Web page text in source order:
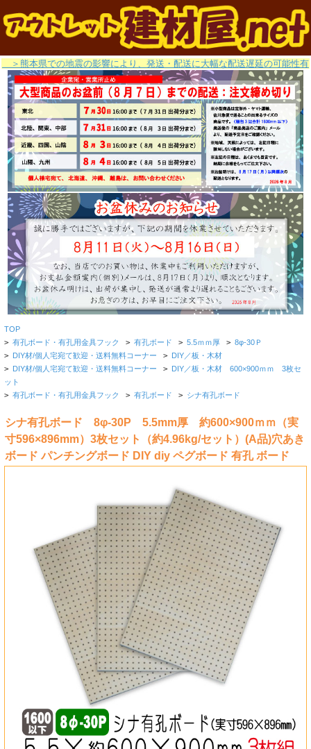
＞熊本県での地震の影響により、発送・配送に大幅な配送遅延の可能性有
TOP
> 有孔ボード・有孔用金具フック > 有孔ボード > 5.5ｍｍ厚 > 8φ-30Ｐ
> DIY材/個人宅宛て歓迎・送料無料コーナー > DIY／板・木材
> DIY材/個人宅宛て歓迎・送料無料コーナー >
DIY／板・木材 600×900ｍｍ 3枚セ
ット
> 有孔ボード・有孔用金具フック > 有孔ボード > シナ有孔ボード
シナ有孔ボード 8φ-30P 5.5mm厚 約600×900ｍｍ（実
寸596×896mm）3枚セット（約4.96kg/セット）(A品)穴あき
ボード パンチングボード DIY diy ペグボード 有孔 ボード